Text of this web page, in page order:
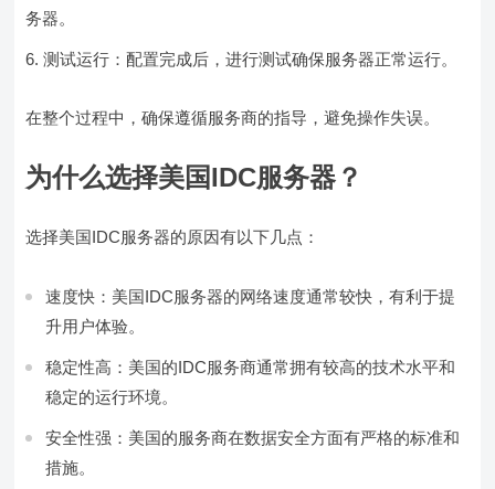
务器。
测试运行：配置完成后，进行测试确保服务器正常运行。
在整个过程中，确保遵循服务商的指导，避免操作失误。
为什么选择美国IDC服务器？
选择美国IDC服务器的原因有以下几点：
速度快：美国IDC服务器的网络速度通常较快，有利于提
升用户体验。
稳定性高：美国的IDC服务商通常拥有较高的技术水平和
稳定的运行环境。
安全性强：美国的服务商在数据安全方面有严格的标准和
措施。